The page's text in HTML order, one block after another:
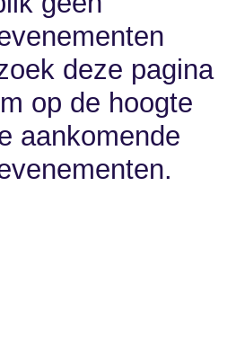
deze pagina
op de hoogte
aankomende